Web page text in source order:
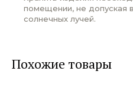
помещении, не допуская
солнечных лучей.
Похожие товары